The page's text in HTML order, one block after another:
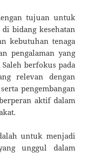
tujuan untuk
bidang kesehatan
kebutuhan tenaga
pengalaman yang
berfokus pada
relevan dengan
pengembangan
aktif dalam
untuk menjadi
unggul dalam